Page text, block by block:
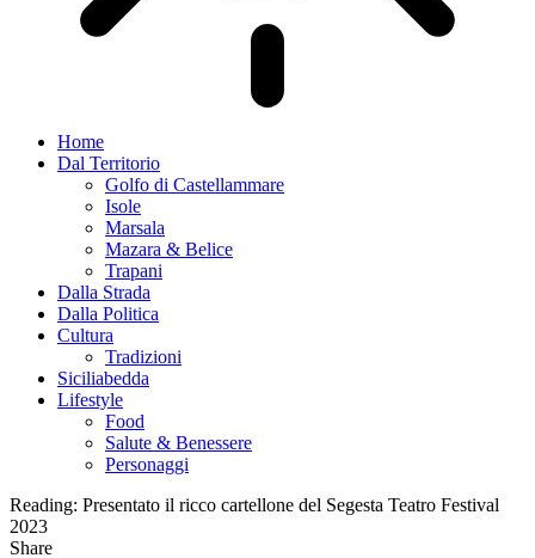
Home
Dal Territorio
Golfo di Castellammare
Isole
Marsala
Mazara & Belice
Trapani
Dalla Strada
Dalla Politica
Cultura
Tradizioni
Siciliabedda
Lifestyle
Food
Salute & Benessere
Personaggi
Reading: Presentato il ricco cartellone del Segesta Teatro Festival
2023
Share